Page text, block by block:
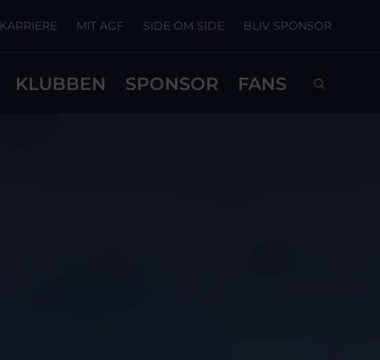
KLUBBEN SPONSOR FANS
KARRIERE MIT AGF SIDE OM SIDE BLIV SPONSOR